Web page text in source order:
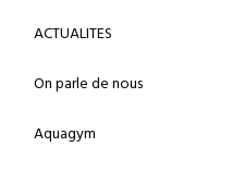
ACTUALITES
On parle de nous
Aquagym